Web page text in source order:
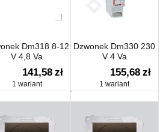
Dm318 8-12
V 4,8 Va
141,58 zł
1 wariant
Dzwonek Dm330 230
V 4 Va
155,68 zł
1 wariant